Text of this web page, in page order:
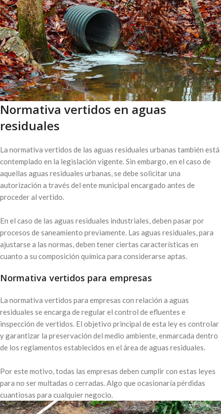
Normativa vertidos en aguas
residuales
La normativa vertidos de las aguas residuales urbanas también está
contemplado en la legislación vigente. Sin embargo, en el caso de
aquellas aguas residuales urbanas, se debe solicitar una
autorización a través del ente municipal encargado antes de
proceder al vertido.
En el caso de las aguas residuales industriales, deben pasar por
procesos de saneamiento previamente. Las aguas residuales, para
ajustarse a las normas, deben tener ciertas características en
cuanto a su composición química para considerarse aptas.
Normativa vertidos para empresas
La normativa vertidos para empresas con relación a aguas
residuales se encarga de regular el control de efluentes e
inspección de vertidos. El objetivo principal de esta ley es controlar
y garantizar la preservación del medio ambiente, enmarcada dentro
de los reglamentos establecidos en el área de aguas residuales.
Por este motivo, todas las empresas deben cumplir con estas leyes
para no ser multadas o cerradas. Algo que ocasionaría pérdidas
cuantiosas para cualquier negocio.